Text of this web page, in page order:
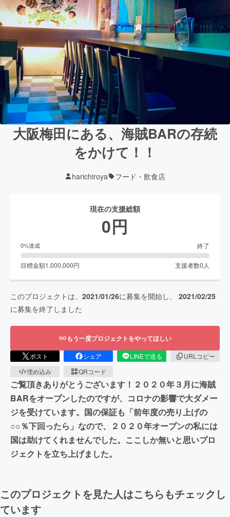
大阪梅田にある、海賊BARの存続
をかけて！！
harichiroya フード・飲食店
現在の支援総額
0円
0%達成 終了
目標金額1,000,000円 支援者数0 人
このプロジェクトは、 2021/01/26に募集を開始し、 2021/02/25
に募集を終了しました
もう一度プロジェクトをやってほしい
ポスト シェア LINEで送る
URLコピー
埋め込み
QRコード
ご覧頂きありがとうございます！２０２０年３月に海賊
BARをオープンしたのですが、コロナの影響で大ダメー
ジを受けています。国の保証も「前年度の売り上げの
○○％下回ったら」なので、２０２０年オープンの私には
国は助けてくれませんでした。ここしか無いと思いプロ
ジェクトを立ち上げました。
このプロジェクトを見た人はこちらもチェックし
ています